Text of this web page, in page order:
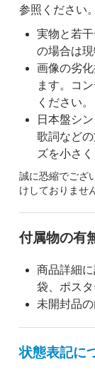
参照ください。
実物と若
の場合は
画像の劣
ます。コ
ください。
日本盤シ
歌詞など
ズを小さく
誠に恐縮でござ
けしておりませ
付属物の有
商品詳細
袋、ポス
未開封品
状態表記に